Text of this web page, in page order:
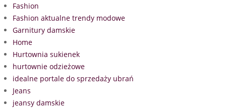
Fashion
Fashion aktualne trendy modowe
Garnitury damskie
Home
Hurtownia sukienek
hurtownie odzieżowe
idealne portale do sprzedaży ubrań
Jeans
jeansy damskie